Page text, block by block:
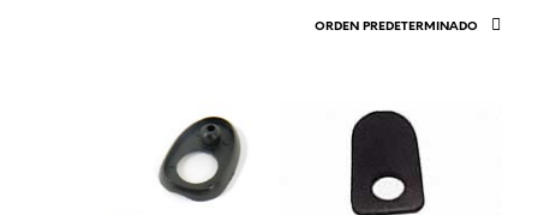
ORDEN PREDETERMINADO